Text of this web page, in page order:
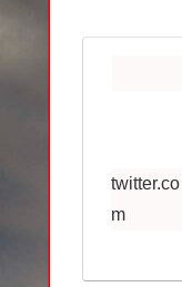
twitter.co
m